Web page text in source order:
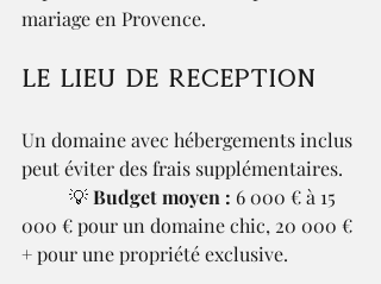
mariage en Provence.
Le lieu de réception
Un domaine avec hébergements inclus
peut éviter des frais supplémentaires.
	💡
Budget moyen : 6 000 € à 15
000 € pour un domaine chic, 20 000 €
+ pour une propriété exclusive.